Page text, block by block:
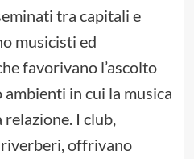
tra capitali e
musicisti ed
favorivano l’ascolto
in cui la musica
I club,
offrivano